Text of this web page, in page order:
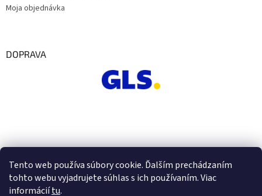
Tento web používa súbory cookie. Ďalším prechádzaním
tohto webu vyjadrujete súhlas s ich používaním. Viac
informáciítu.
Moja objednávka
DOPRAVA